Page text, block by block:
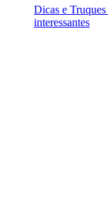
Dicas e Truques
interessantes